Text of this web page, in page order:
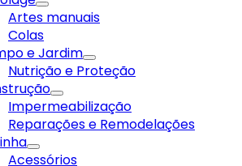
Artes manuais
Colas
e Jardim
Nutrição e Proteção
Impermeabilização
Reparações e Remodelações
Acessórios